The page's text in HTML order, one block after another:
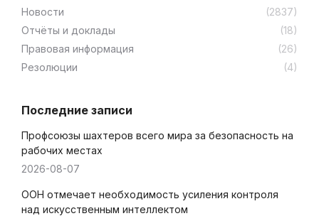
Новости
(2837)
Отчёты и доклады
(18)
Правовая информация
(26)
Резолюции
(4)
Последние записи
Профсоюзы шахтеров всего мира за безопасность на
рабочих местах
2026-08-07
ООН отмечает необходимость усиления контроля
над искусственным интеллектом